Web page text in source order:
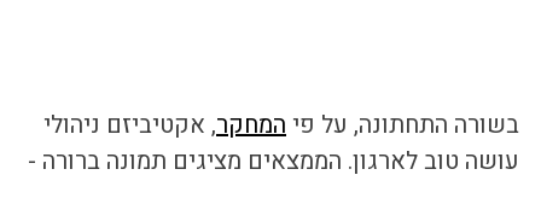
בשורה התחתונה, על פי המחקר, אקטיביזם ניהולי
עושה טוב לארגון. הממצאים מציגים תמונה ברורה -